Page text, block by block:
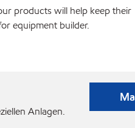
products will help keep their
equipment builder.
Anlagen.